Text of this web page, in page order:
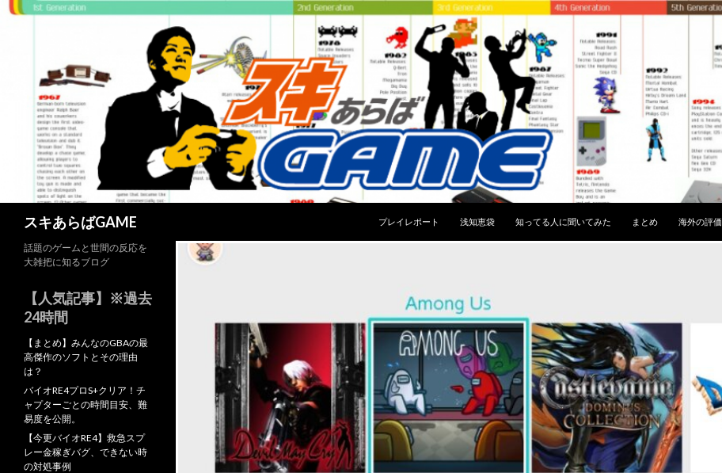
スキあらばGAME
プレイレポート
浅知恵袋 知ってる人に聞いてみた まとめ 海外の評価
話題のゲームと世間の反応を
大雑把に知るブログ
【人気記事】※過去
24時間
【まとめ】みんなのGBAの最
高傑作のソフトとその理由
は？
バイオRE4プロS+クリア！チ
ャプターごとの時間目安、難
易度を公開。
【今更バイオRE4】救急スプ
レー金稼ぎバグ、できない時
の対処事例